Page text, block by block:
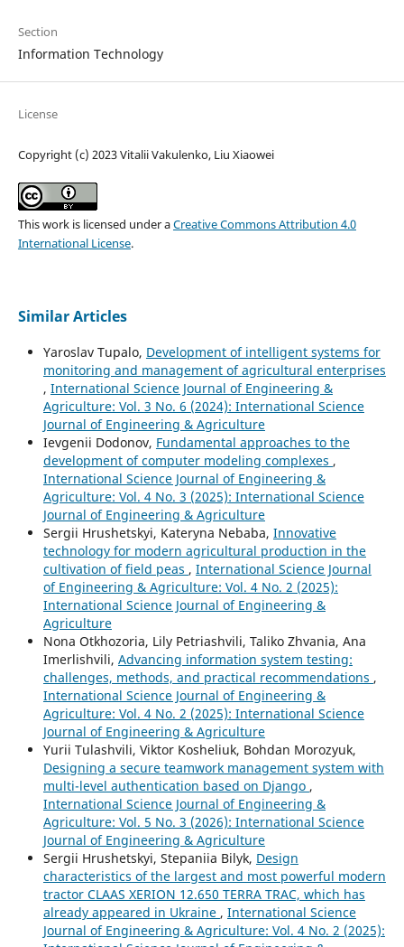
Section
Information Technology
License
Copyright (c) 2023 Vitalii Vakulenko, Liu Xiaowei
This work is licensed under aCreative Commons Attribution 4.0
International License.
Similar Articles
Yaroslav Tupalo, Development of intelligent systems for
monitoring and management of agricultural enterprises
, International Science Journal of Engineering &
Agriculture: Vol. 3 No. 6 (2024): International Science
Journal of Engineering & Agriculture
Ievgenii Dodonov, Fundamental approaches to the
development of computer modeling complexes ,
International Science Journal of Engineering &
Agriculture: Vol. 4 No. 3 (2025): International Science
Journal of Engineering & Agriculture
Sergiі Hrushetskyі, Kateryna Nebaba, Innovative
technology for modern agricultural production in the
cultivation of field peas , International Science Journal
of Engineering & Agriculture: Vol. 4 No. 2 (2025):
International Science Journal of Engineering &
Agriculture
Nona Otkhozoria, Lily Petriashvili, Taliko Zhvania, Ana
Imerlishvili, Advancing information system testing:
challenges, methods, and practical recommendations ,
International Science Journal of Engineering &
Agriculture: Vol. 4 No. 2 (2025): International Science
Journal of Engineering & Agriculture
Yurii Tulashvili, Viktor Kosheliuk, Bohdan Morozyuk,
Designing a secure teamwork management system with
multi-level authentication based on Django ,
International Science Journal of Engineering &
Agriculture: Vol. 5 No. 3 (2026): International Science
Journal of Engineering & Agriculture
Sergiі Hrushetskyі, Stepaniia Bilyk, Design
characteristics of the largest and most powerful modern
tractor CLAAS XERION 12.650 TERRA TRAC, which has
already appeared in Ukraine , International Science
Journal of Engineering & Agriculture: Vol. 4 No. 2 (2025):